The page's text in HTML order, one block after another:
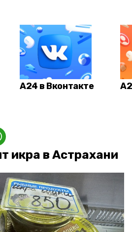
А24 в Вконтакте
икра в Астрахани